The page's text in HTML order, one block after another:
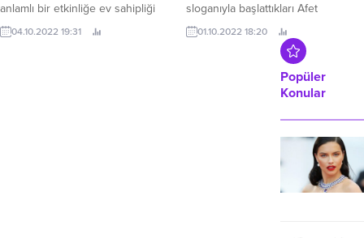
anlamlı bir etkinliğe ev sahipliği
yaptı Kocaeli Büyükşehir
Belediyesi, ‘4 Ekim Dünya
04.10.2022 19:31
sloganıyla başlattıkları Afet
Gönüllüleri projesi kapsamında,
kursiyerlere ilk eğitim verildi.
01.10.2022 18:20
Popüler
Konular